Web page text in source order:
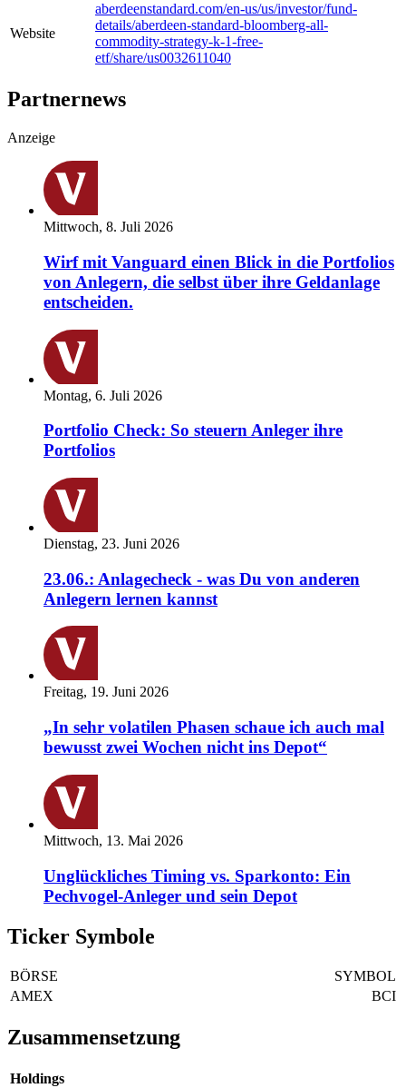
Website
aberdeenstandard.com/en-us/us/investor/fund-
details/aberdeen-standard-bloomberg-all-
commodity-strategy-k-1-free-
etf/share/us0032611040
Partnernews
Anzeige
Mittwoch, 8. Juli 2026
Wirf mit Vanguard einen Blick in die Portfolios
von Anlegern, die selbst über ihre Geldanlage
entscheiden.
Montag, 6. Juli 2026
Portfolio Check: So steuern Anleger ihre
Portfolios
Dienstag, 23. Juni 2026
23.06.: Anlagecheck - was Du von anderen
Anlegern lernen kannst
Freitag, 19. Juni 2026
„In sehr volatilen Phasen schaue ich auch mal
bewusst zwei Wochen nicht ins Depot“
Mittwoch, 13. Mai 2026
Unglückliches Timing vs. Sparkonto: Ein
Pechvogel-Anleger und sein Depot
Ticker Symbole
BÖRSE
SYMBOL
AMEX
BCI
Zusammensetzung
Holdings